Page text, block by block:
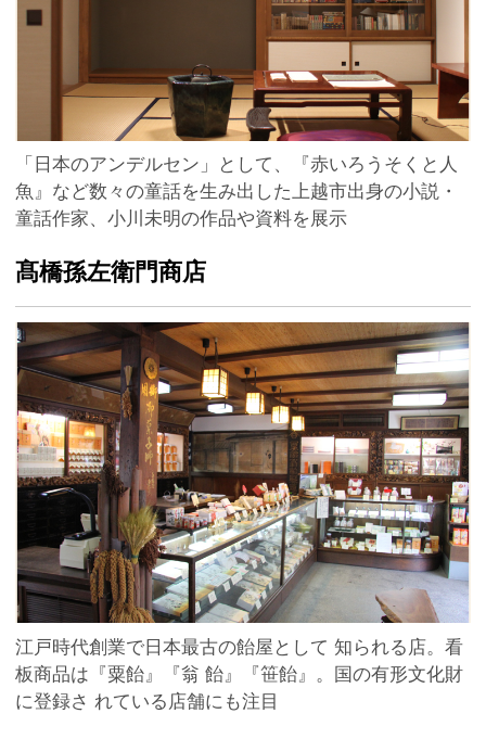
「日本のアンデルセン」として、『赤いろうそくと人
魚』など数々の童話を生み出した上越市出身の小説・
童話作家、小川未明の作品や資料を展示
髙橋孫左衛門商店
江戸時代創業で日本最古の飴屋として 知られる店。看
板商品は『粟飴』『翁 飴』『笹飴』。国の有形文化財
に登録さ れている店舗にも注目